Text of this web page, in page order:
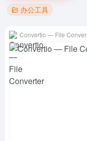
办公工具
Convertio — File